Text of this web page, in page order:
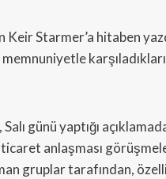
Starmer’a hitaben
günü yaptığı
ticaret anlaşması
gruplar tarafından,